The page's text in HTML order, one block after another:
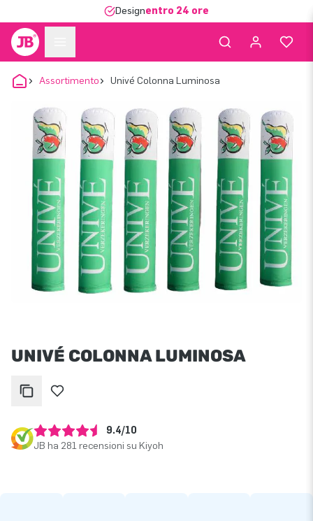
Designentro 24 ore
Assortimento Univé Colonna Luminosa
UNIVÉ COLONNA LUMINOSA
9.4/10
JB ha 281 recensioni su Kiyoh